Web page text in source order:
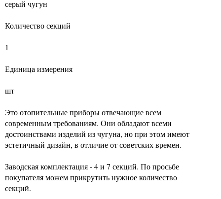
серый чугун
Количество секций
1
Единица измерения
шт
Это отопительные приборы отвечающие всем
современным требованиям. Они обладают всеми
достоинствами изделий из чугуна, но при этом имеют
эстетичный дизайн, в отличие от советских времен.
Заводская комплектация - 4 и 7 секций. По просьбе
покупателя можем прикрутить нужное количество
секций.